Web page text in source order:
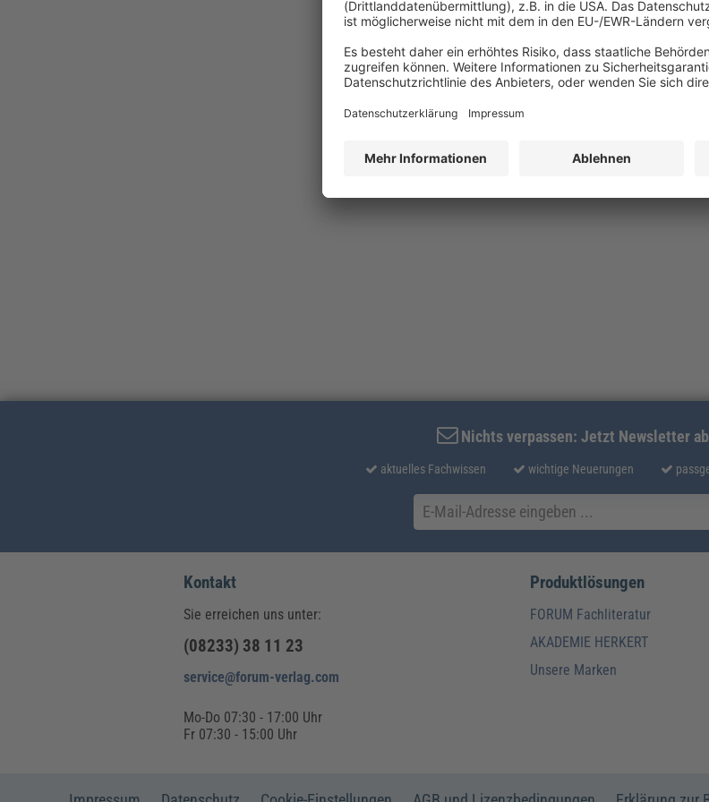
Nichts verpassen: Jetzt Newsletter
aktuelles Fachwissen wichtige Neuerungen
Kontakt
Sie erreichen uns unter:
(08233) 38 11 23
service@forum-verlag.com
Mo-Do 07:30 - 17:00 Uhr
Fr 07:30 - 15:00 Uhr
Produktlösungen
FORUM Fachliteratur
AKADEMIE HERKERT
Unsere Marken